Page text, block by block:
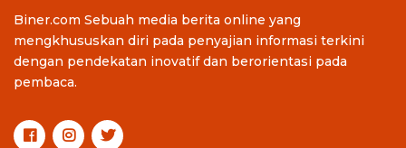
Biner.com Sebuah media berita online yang
mengkhususkan diri pada penyajian informasi terkini
dengan pendekatan inovatif dan berorientasi pada
pembaca.